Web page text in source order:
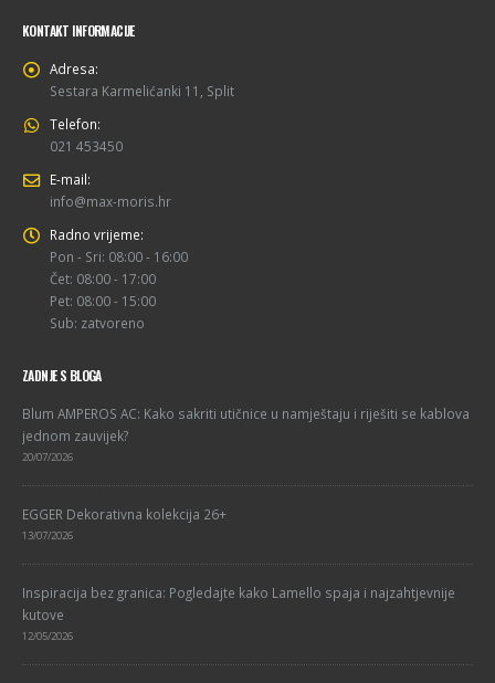
KONTAKT INFORMACIJE
Adresa:
Sestara Karmelićanki 11, Split
Telefon:
021 453450
E-mail:
info@max-moris.hr
Radno vrijeme:
Pon - Sri: 08:00 - 16:00
Čet: 08:00 - 17:00
Pet: 08:00 - 15:00
Sub: zatvoreno
ZADNJE S BLOGA
Blum AMPEROS AC: Kako sakriti utičnice u namještaju i riješiti se kablova
jednom zauvijek?
20/07/2026
EGGER Dekorativna kolekcija 26+
13/07/2026
Inspiracija bez granica: Pogledajte kako Lamello spaja i najzahtjevnije
kutove
12/05/2026